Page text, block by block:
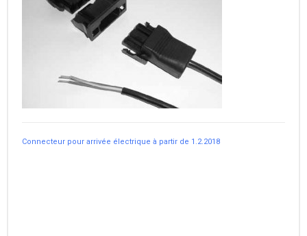
Connecteur pour arrivée électrique à partir de 1.2.2018